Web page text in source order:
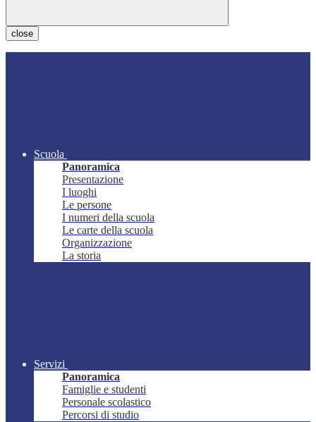
close
Scuola
Panoramica
Presentazione
I luoghi
Le persone
I numeri della scuola
Le carte della scuola
Organizzazione
La storia
Servizi
Panoramica
Famiglie e studenti
Personale scolastico
Percorsi di studio